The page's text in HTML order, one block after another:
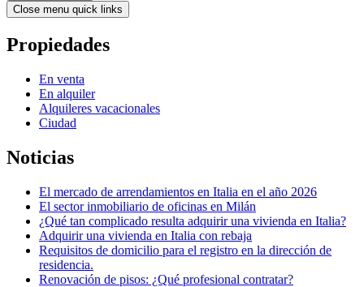
Close menu quick links
Propiedades
En venta
En alquiler
Alquileres vacacionales
Ciudad
Noticias
El mercado de arrendamientos en Italia en el año 2026
El sector inmobiliario de oficinas en Milán
¿Qué tan complicado resulta adquirir una vivienda en Italia?
Adquirir una vivienda en Italia con rebaja
Requisitos de domicilio para el registro en la dirección de
residencia.
Renovación de pisos: ¿Qué profesional contratar?